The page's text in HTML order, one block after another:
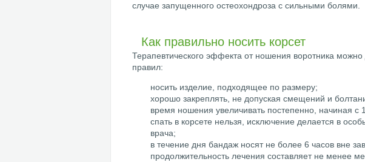
случае запущенного остеохондроза с сильными болями.
Как правильно носить корсет
Терапевтического эффекта от ношения воротника
правил:
носить изделие, подходящее по размеру;
хорошо закреплять, не допуская смещений и
время ношения увеличивать постепенно, начиная с
спать в корсете нельзя, исключение делается в
врача;
в течение дня бандаж носят не более 6 часов вне
продолжительность лечения составляет не менее